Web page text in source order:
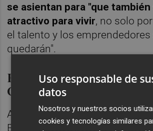
se asientan para "que
atractivo para vivir, no solo
el talento y los emprendedores
quedarán".
El talento, esencial para
Comunitat atractiva
Así, el miembro de la Junta
Bigban afirma que "vendemos
Uso responsable de
datos
Nosotros y nuestros socios
cookies y tecnologías similares